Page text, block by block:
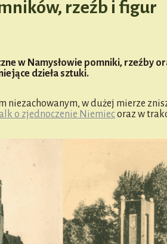
rzeźb i figur
w Namysłowie pomniki, rzeźby
dzieła sztuki.
niezachowanym, w dużej mierze
o zjednoczenie Niemiecoraz w